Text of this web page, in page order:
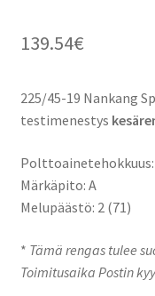
139.54€
225/45-19 Nankang
testimenestys
Polttoainetehokkuus:
Märkäpito: A
Melupäästö: 2 (71)
* Tämä rengas tulee
Toimitusaika Postin